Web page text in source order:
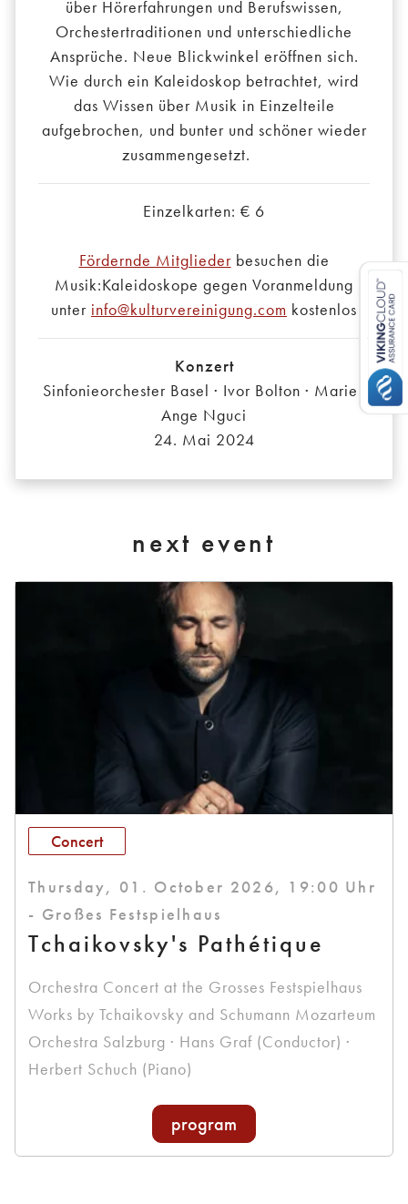
über Hörerfahrungen und Berufswissen,
Orchestertraditionen und unterschiedliche
Ansprüche. Neue Blickwinkel eröffnen sich.
Wie durch ein Kaleidoskop betrachtet, wird
das Wissen über Musik in Einzelteile
aufgebrochen, und bunter und schöner wieder
zusammengesetzt.
Einzelkarten: € 6
Fördernde Mitgliederbesuchen die
Musik:Kaleidoskope gegen Voranmeldung
unter info@kulturvereinigung.com kostenlos
Konzert
Sinfonieorchester Basel · Ivor Bolton · Marie-
Ange Nguci
24. Mai 2024
next event
Concert
Thursday, 01. October 2026, 19:00 Uhr
- Großes Festspielhaus
Tchaikovsky's Pathétique
Orchestra Concert at the Grosses Festspielhaus
Works by Tchaikovsky and Schumann Mozarteum
Orchestra Salzburg · Hans Graf (Conductor) ·
Herbert Schuch (Piano)
program